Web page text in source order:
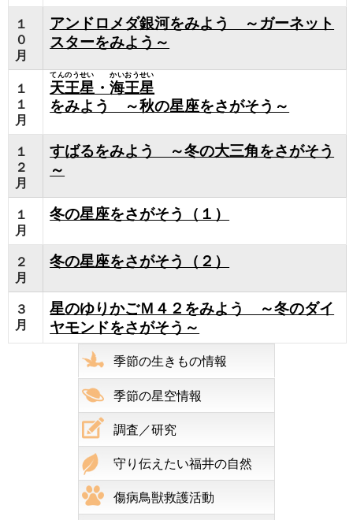
１
０
月
アンドロメダ銀河をみよう ～ガーネット
スターをみよう～
１
１
月
天王星
てんのうせい
・海王星
かいおうせい
をみよう ～秋の星座をさがそう～
１
２
月
すばるをみよう ～冬の大三角をさがそう
～
１
月
冬の星座をさがそう（１）
２
月
冬の星座をさがそう（２）
３
月
星のゆりかごＭ４２をみよう ～冬のダイ
ヤモンドをさがそう～
季節の生きもの情報
季節の星空情報
調査／研究
守り伝えたい福井の自然
傷病鳥獣救護活動